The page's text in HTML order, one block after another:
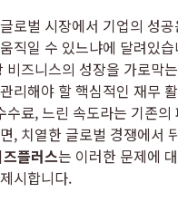
로벌 시장에서 기업의 성
직일 수 있느냐에 달려있
비즈니스의 성장을 가로막
리해야 할 핵심적인 재무
수료, 느린 속도라는 기존
, 치열한 글로벌 경쟁에서
플러스는 이러한 문제에
시합니다.